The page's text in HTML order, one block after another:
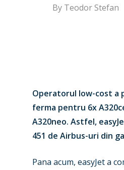
By Teodor Stefan
Operatorul low-cost a
ferma pentru 6x
A320neo. Astfel,
451 de Airbus-uri din
Pana acum, easyJet a